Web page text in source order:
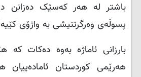
باشتر لە هەر کەسێک دەزانن
پسوڵەی وەرگرتنیشی بە واژۆی
بارزانی ئاماژە بەوە دەکات کە
هەرێمی کوردستان